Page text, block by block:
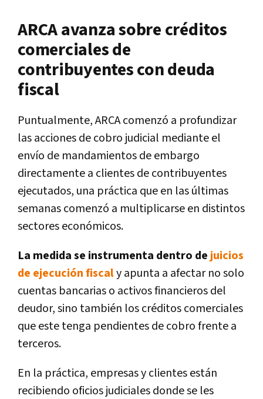
ARCA avanza sobre créditos
comerciales de
contribuyentes con deuda
fiscal
Puntualmente, ARCA comenzó a profundizar
las acciones de cobro judicial mediante el
envío de mandamientos de embargo
directamente a clientes de contribuyentes
ejecutados, una práctica que en las últimas
semanas comenzó a multiplicarse en distintos
sectores económicos.
La medida se instrumenta dentro de juicios
de ejecución fiscaly apunta a afectar no solo
cuentas bancarias o activos financieros del
deudor, sino también los créditos comerciales
que este tenga pendientes de cobro frente a
terceros.
En la práctica, empresas y clientes están
recibiendo oficios judiciales donde se les